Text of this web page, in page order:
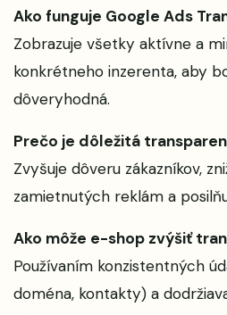
Ako funguje Google Ads
Zobrazuje všetky aktívne a
konkrétneho inzerenta, aby
dôveryhodná.
Prečo je dôležitá
Zvyšuje dôveru zákazníkov,
zamietnutých reklám a
Ako môže e-shop zvýšiť
Používaním konzistentných
doména, kontakty) a